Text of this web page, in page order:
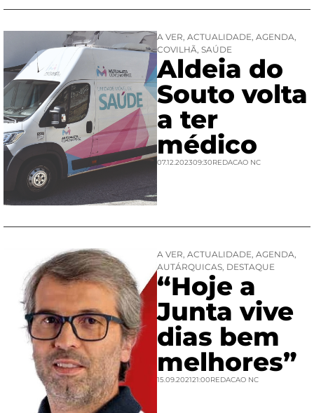
A VER, ACTUALIDADE, AGENDA,
COVILHÃ, SAÚDE
Aldeia do
Souto volta
a ter
médico
07.12.202309:30REDACAO NC
A VER, ACTUALIDADE, AGENDA,
AUTÁRQUICAS, DESTAQUE
“Hoje a
Junta vive
dias bem
melhores”
15.09.202121:00REDACAO NC